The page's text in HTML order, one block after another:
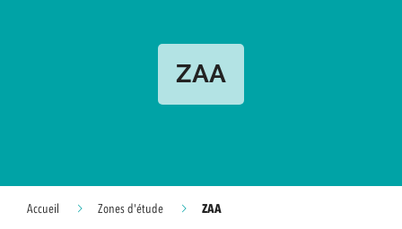
ZAA
Accueil Zones d'étude ZAA